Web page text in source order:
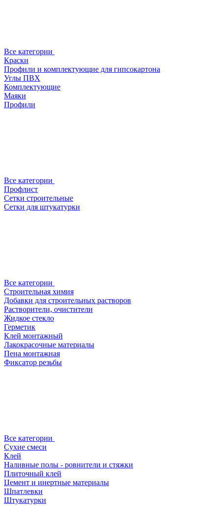
Все категории
Краски
Профили и комплектующие для гипсокартона
Углы ПВХ
Комплектующие
Маяки
Профили
Все категории
Профлист
Сетки строительные
Сетки для штукатурки
Все категории
Строительная химия
Добавки для строительных растворов
Растворители, очистители
Жидкое стекло
Герметик
Клей монтажный
Лакокрасочные материалы
Пена монтажная
Фиксатор резьбы
Все категории
Сухие смеси
Клей
Наливные полы - ровнители и стяжки
Плиточный клей
Цемент и инертные материалы
Шпатлевки
Штукатурки